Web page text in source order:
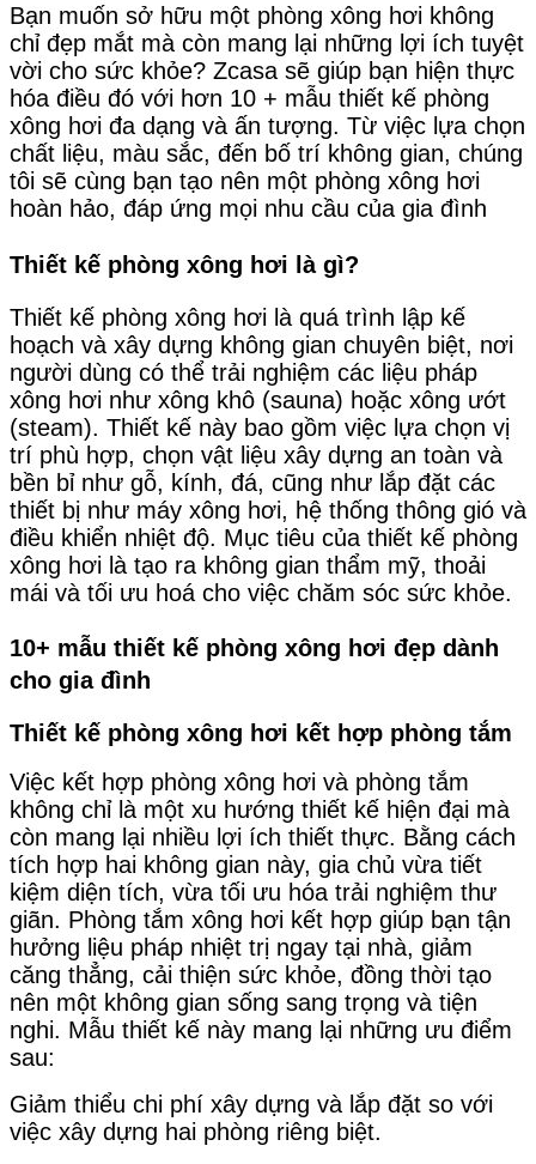
Bạn muốn sở hữu một phòng xông hơi không
chỉ đẹp mắt mà còn mang lại những lợi ích tuyệt
vời cho sức khỏe? Zcasa sẽ giúp bạn hiện thực
hóa điều đó với hơn 10 + mẫu thiết kế phòng
xông hơi đa dạng và ấn tượng. Từ việc lựa chọn
chất liệu, màu sắc, đến bố trí không gian, chúng
tôi sẽ cùng bạn tạo nên một phòng xông hơi
hoàn hảo, đáp ứng mọi nhu cầu của gia đình
Thiết kế phòng xông hơi là gì?
Thiết kế phòng xông hơi là quá trình lập kế
hoạch và xây dựng không gian chuyên biệt, nơi
người dùng có thể trải nghiệm các liệu pháp
xông hơi như xông khô (sauna) hoặc xông ướt
(steam). Thiết kế này bao gồm việc lựa chọn vị
trí phù hợp, chọn vật liệu xây dựng an toàn và
bền bỉ như gỗ, kính, đá, cũng như lắp đặt các
thiết bị như máy xông hơi, hệ thống thông gió và
điều khiển nhiệt độ. Mục tiêu của thiết kế phòng
xông hơi là tạo ra không gian thẩm mỹ, thoải
mái và tối ưu hoá cho việc chăm sóc sức khỏe.
10+ mẫu thiết kế phòng xông hơi đẹp dành
cho gia đình
Thiết kế phòng xông hơi kết hợp phòng tắm
Việc kết hợp phòng xông hơi và phòng tắm
không chỉ là một xu hướng thiết kế hiện đại mà
còn mang lại nhiều lợi ích thiết thực. Bằng cách
tích hợp hai không gian này, gia chủ vừa tiết
kiệm diện tích, vừa tối ưu hóa trải nghiệm thư
giãn. Phòng tắm xông hơi kết hợp giúp bạn tận
hưởng liệu pháp nhiệt trị ngay tại nhà, giảm
căng thẳng, cải thiện sức khỏe, đồng thời tạo
nên một không gian sống sang trọng và tiện
nghi. Mẫu thiết kế này mang lại những ưu điểm
sau:
Giảm thiểu chi phí xây dựng và lắp đặt so với
việc xây dựng hai phòng riêng biệt.